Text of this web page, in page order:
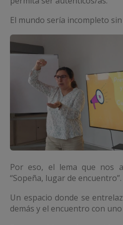
El mundo sería incompleto
Por eso, el lema que nos
“Sopeña, lugar de encuentro”.
Un espacio donde se
demás y el encuentro con